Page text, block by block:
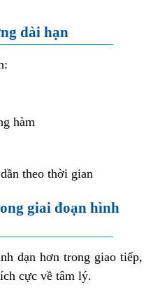
dài hạn
hàm
theo thời gian
giai đoạn hình
dạn hơn trong giao tiếp,
cực về tâm lý.